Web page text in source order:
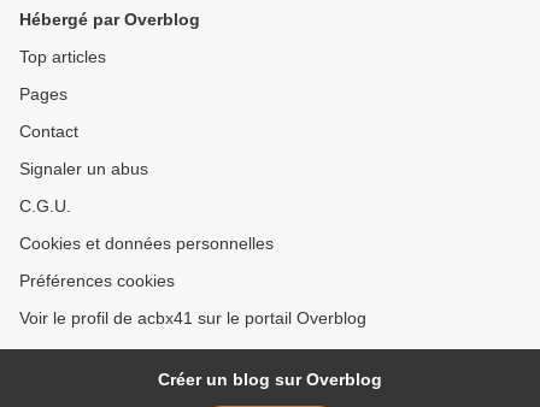
Hébergé par Overblog
Top articles
Pages
Contact
Signaler un abus
C.G.U.
Cookies et données personnelles
Préférences cookies
Voir le profil de acbx41 sur le portail Overblog
Créer un blog sur Overblog